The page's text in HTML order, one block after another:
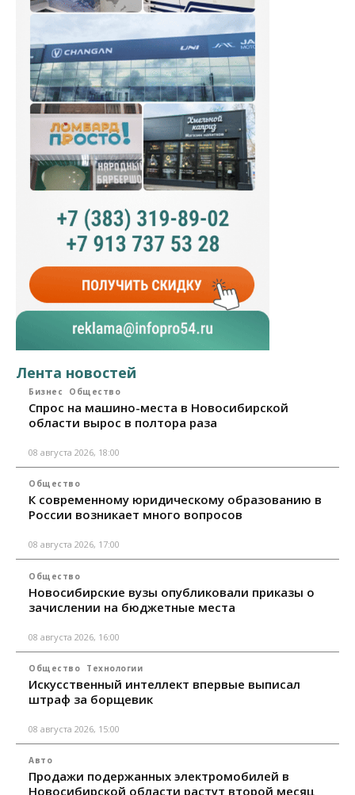
Лента новостей
Бизнес Общество
Спрос на машино-места в Новосибирской
области вырос в полтора раза
08 августа 2026, 18:00
Общество
К современному юридическому образованию в
России возникает много вопросов
08 августа 2026, 17:00
Общество
Новосибирские вузы опубликовали приказы о
зачислении на бюджетные места
08 августа 2026, 16:00
Общество Технологии
Искусственный интеллект впервые выписал
штраф за борщевик
08 августа 2026, 15:00
Авто
Продажи подержанных электромобилей в
Новосибирской области растут второй месяц